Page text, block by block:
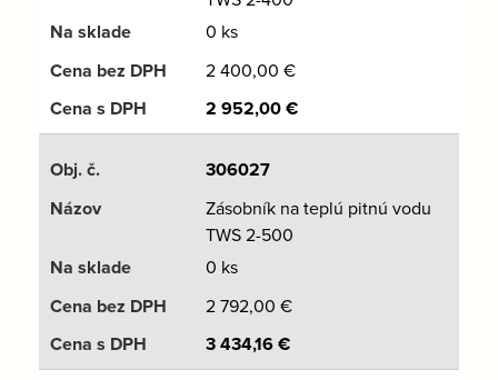
0 ks
2 400,00 €
2 952,00€
306027
Zásobník na teplú pitnú vodu
TWS 2-500
0 ks
2 792,00 €
3 434,16€